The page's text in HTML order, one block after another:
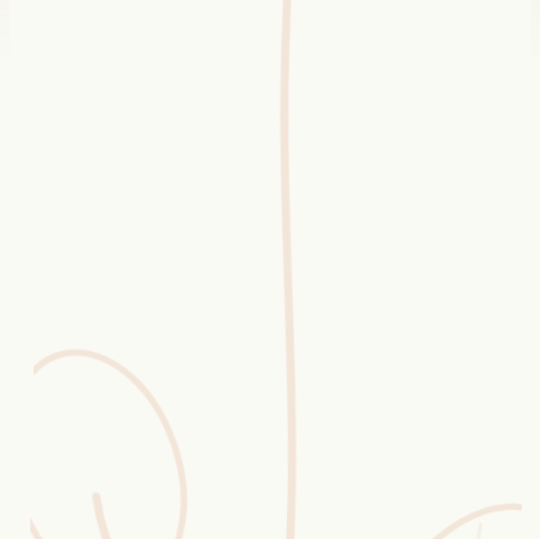
Blüten-Finder
Phänologie-Radar
Vogelstimmen